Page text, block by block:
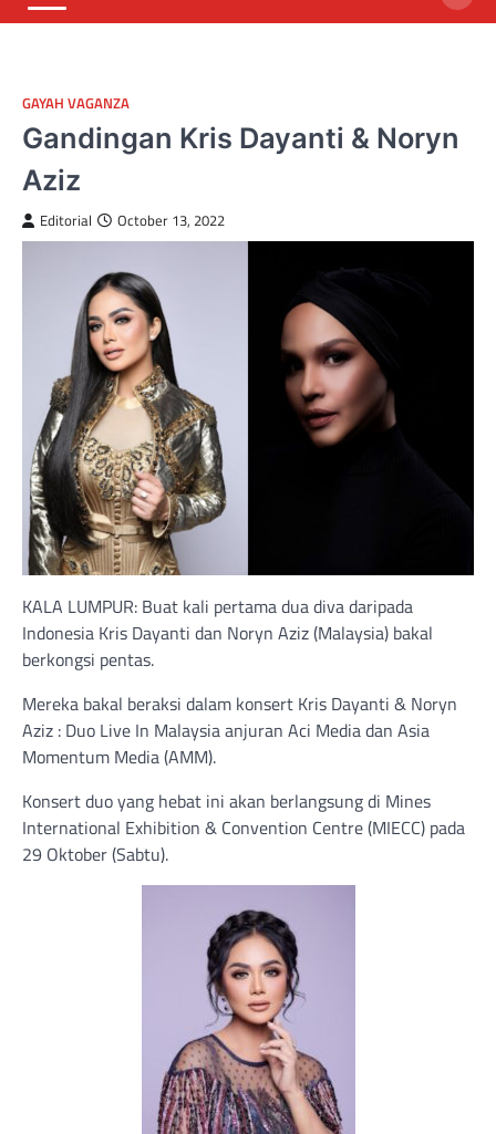
GAYAH VAGANZA
Gandingan Kris Dayanti & Noryn
Aziz
Editorial October 13, 2022
KALA LUMPUR: Buat kali pertama dua diva daripada
Indonesia Kris Dayanti dan Noryn Aziz (Malaysia) bakal
berkongsi pentas.
Mereka bakal beraksi dalam konsert Kris Dayanti & Noryn
Aziz : Duo Live In Malaysia anjuran Aci Media dan Asia
Momentum Media (AMM).
Konsert duo yang hebat ini akan berlangsung di Mines
International Exhibition & Convention Centre (MIECC) pada
29 Oktober (Sabtu).